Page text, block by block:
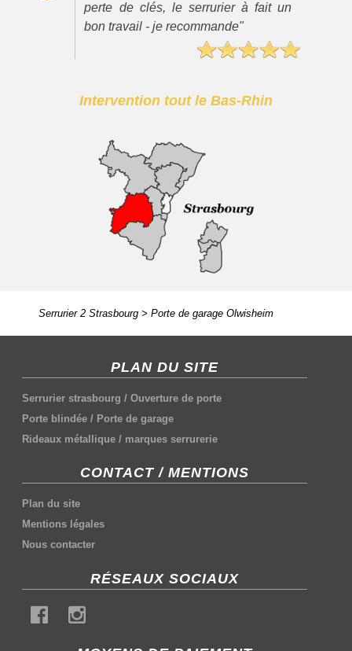
perte de clés, le serrurier à fait un
bon travail - je recommande"
Intervention tout le Bas-Rhin
Serrurier 2 Strasbourg> Porte de garage Olwisheim
PLAN DU SITE
Serrurier strasbourg /Ouverture de porte
Porte blindée / Porte de garage
Rideaux métallique / marques serrurerie
CONTACT / MENTIONS
Plan du site
Mentions légales
Nous contacter
RÉSEAUX SOCIAUX